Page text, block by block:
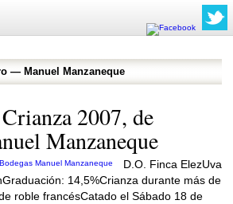
— Manuel Manzaneque
2007, de
Manzaneque
D.O. Finca ElezUva
14,5%Crianza durante más de
roble francésCatado el Sábado 18 de